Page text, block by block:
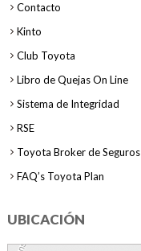
Contacto
Kinto
Club Toyota
Libro de Quejas On Line
Sistema de Integridad
RSE
Toyota Broker de Seguros
FAQ’s Toyota Plan
UBICACIÓN